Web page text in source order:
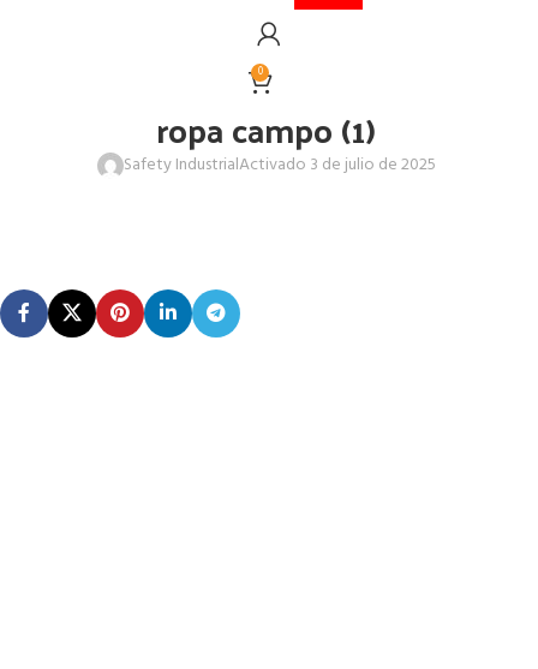
0
ropa campo (1)
Safety IndustrialActivado 3 de julio de 2025